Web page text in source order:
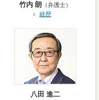
竹内 朗 （弁護士）
経歴
八田 進二